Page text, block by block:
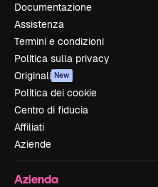
Documentazione
Assistenza
Termini e condizioni
Politica sulla privacy
Originali New
Politica dei cookie
Centro di fiducia
Affiliati
Aziende
Azienda